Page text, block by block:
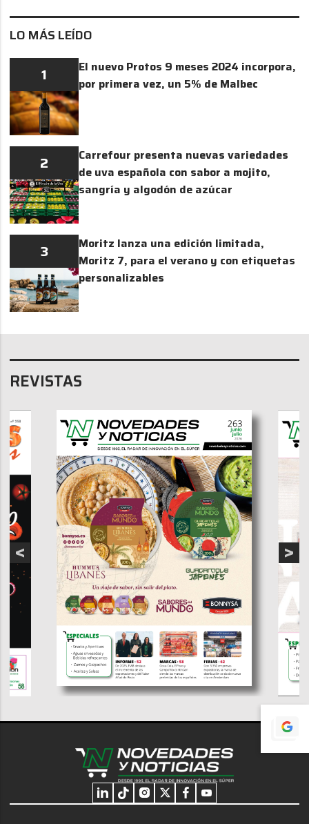
LO MÁS LEÍDO
1
El nuevo Protos 9 meses 2024 incorpora,
por primera vez, un 5% de Malbec
2
Carrefour presenta nuevas variedades
de uva española con sabor a mojito,
sangría y algodón de azúcar
3
Moritz lanza una edición limitada,
Moritz 7, para el verano y con etiquetas
personalizables
REVISTAS